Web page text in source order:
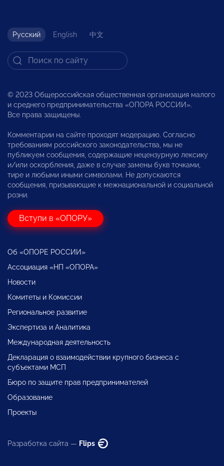
Русский English 中文
© 2023 Общероссийская общественная организация малого
и среднего предпринимательства «ОПОРА РОССИИ».
Все права защищены.
Комментарии на сайте проходят модерацию. Согласно
требованиям российского законодательства, мы не
публикуем сообщения, содержащие нецензурную лексику
и/или оскорбления, даже в случае замены букв точками,
тире и любыми иными символами. Не допускаются
сообщения, призывающие к межнациональной и социальной
розни.
Вступи в «ОПОРУ»
Об «ОПОРЕ РОССИИ»
Ассоциация «НП «ОПОРА»
Новости
Комитеты и Комиссии
Региональное развитие
Экспертиза и Аналитика
Международная деятельность
Декларация о взаимодействии крупного бизнеса с
субъектами МСП
Бюро по защите прав предпринимателей
Образование
Проекты
Разработка сайта — Flips